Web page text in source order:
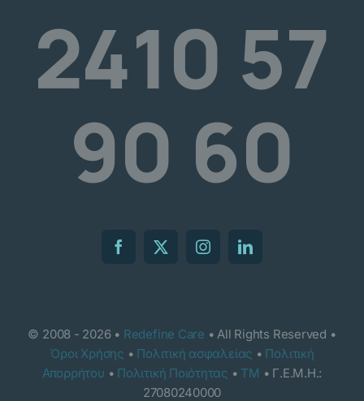
2410 57
90 60
© 2008 - 2026 • Redefine Care • All Rights Reserved •
Όροι Χρήσης • Πολιτική ασφαλείας • Πολιτική
Απορρήτου • Πολιτική Ποιότητας • TM • Γ.Ε.Μ.Η.:
27080240000